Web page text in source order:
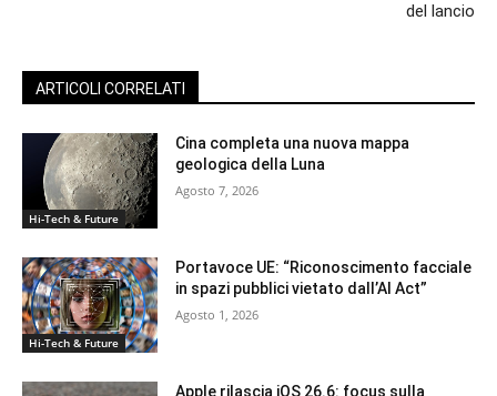
del lancio
ARTICOLI CORRELATI
Hi-Tech & Future
Cina completa una nuova mappa
geologica della Luna
Agosto 7, 2026
Hi-Tech & Future
Portavoce UE: “Riconoscimento facciale
in spazi pubblici vietato dall’AI Act”
Agosto 1, 2026
Apple rilascia iOS 26.6: focus sulla